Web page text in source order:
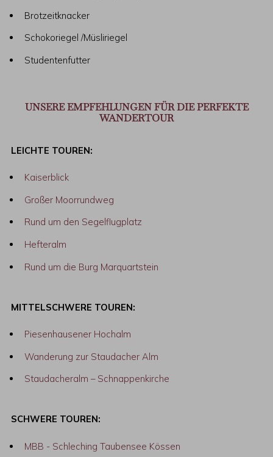
Brotzeitknacker
Schokoriegel /Müsliriegel
Studentenfutter
UNSERE EMPFEHLUNGEN FÜR DIE PERFEKTE
WANDERTOUR
LEICHTE TOUREN:
Kaiserblick
Großer Moorrundweg
Rund um den Segelflugplatz
Hefteralm
Rund um die Burg Marquartstein
MITTELSCHWERE TOUREN:
Piesenhausener Hochalm
Wanderung zur Staudacher Alm
Staudacheralm – Schnappenkirche
SCHWERE TOUREN:
MBB - Schleching Taubensee Kössen